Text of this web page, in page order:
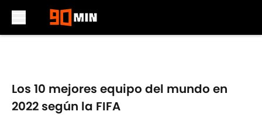
Los 10 mejores equipo del mundo en
2022 según la FIFA